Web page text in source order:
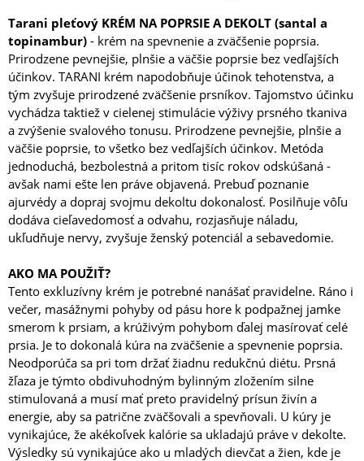
Tarani pleťový KRÉM NA POPRSIE A DEKOLT (santal a
topinambur) - krém na spevnenie a zväčšenie poprsia.
Prirodzene pevnejšie, plnšie a väčšie poprsie bez vedľajších
účinkov. TARANI krém napodobňuje účinok tehotenstva, a
tým zvyšuje prirodzené zväčšenie prsníkov. Tajomstvo účinku
vychádza taktiež v cielenej stimulácie výživy prsného tkaniva
a zvýšenie svalového tonusu. Prirodzene pevnejšie, plnšie a
väčšie poprsie, to všetko bez vedľajších účinkov. Metóda
jednoduchá, bezbolestná a pritom tisíc rokov odskúšaná -
avšak nami ešte len práve objavená. Prebuď poznanie
ajurvédy a dopraj svojmu dekoltu dokonalosť. Posilňuje vôľu
dodáva cieľavedomosť a odvahu, rozjasňuje náladu,
ukľudňuje nervy, zvyšuje ženský potenciál a sebavedomie.
AKO MA POUŽIŤ?
Tento exkluzívny krém je potrebné nanášať pravidelne. Ráno i
večer, masážnymi pohyby od pásu hore k podpažnej jamke
smerom k prsiam, a krúživým pohybom ďalej masírovať celé
prsia. Je to dokonalá kúra na zväčšenie a spevnenie poprsia.
Neodporúča sa pri tom držať žiadnu redukčnú diétu. Prsná
žľaza je týmto obdivuhodným bylinným zložením silne
stimulovaná a musí mať preto pravidelný prísun živín a
energie, aby sa patrične zväčšovali a spevňovali. U kúry je
vynikajúce, že akékoľvek kalórie sa ukladajú práve v dekolte.
Výsledky sú vynikajúce ako u mladých dievčat a žien, kde je